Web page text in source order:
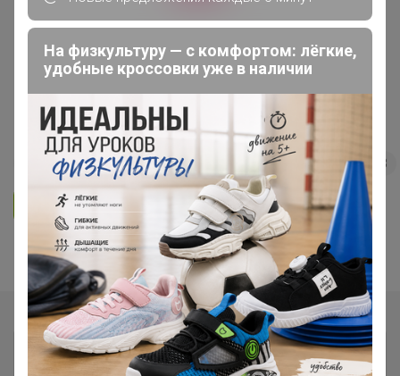
Сезонные саженцы ❗ Оперативные
выкупы с местного склада (svet)
139 5.0 32K 41.9K 1.6K 3
Ответить
Показаны записи
На физкультуру — с комфортом: лёгкие,
удобные кроссовки уже в наличии